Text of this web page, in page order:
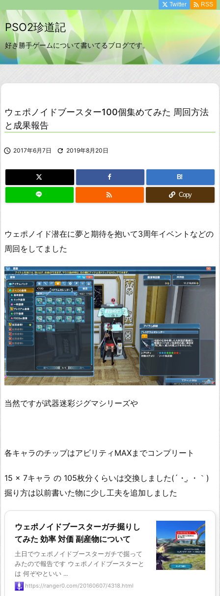
PSO2珍道記
好き勝手ゲームについて書いてるブログです。
Twitter  RSS
ウェポノイドブースター100個集めてみた 周回方法
と成果報告
 2017年6月7日  2019年8月20日
B!
 Copy
ウェポノイド潜在に夢と期待を抱いて3周年イベントなどの
周回をしてました
当然ですが武器迷彩ジグマシリーズや
各キャラのチップはアビリティMAXまでコンプリート
15 × 7キャラ の 105枚分くらいは交換しました(´・.̫ ・｀)
掘り方は以前書いた物に少し工夫を追加しました
ウェポノイドブースターガチ掘りし
てみた 効率 対価 副産物について
土日でウェポノイドブースターガチで掘って
みたので報告です ウェポノイドブースターと
は 何ぞやといい ...
https://ranger0.com/20160607/4318.html